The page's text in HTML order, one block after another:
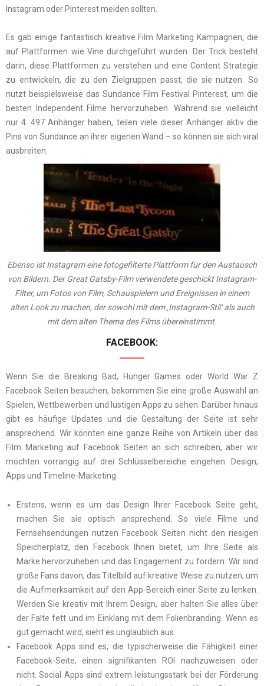
Instagram oder Pinterest meiden sollten.
Es gab einige fantastisch kreative Film Marketing Kampagnen, die
auf Plattformen wie Vine durchgeführt wurden. Der Trick besteht
darin, diese Plattformen zu verstehen und eine Content Strategie
zu entwickeln, die zu den Zielgruppen passt, die sie nutzen. So
nutzt beispielsweise das Sundance Film Festival Pinterest, um die
besten Independent Filme hervorzuheben. Während sie vielleicht
nur 4. 497 Anhänger haben, teilen viele dieser Anhänger aktiv die
Pins von Sundance an ihrer eigenen Wand – so können sie sich viral
ausbreiten.
Ebenso ist Instagram eine fotogefilterte Plattform für den Austausch
von Bildern. Der Great Gatsby-Film verwendete geschickt Instagram-
Filter, um Fotos von Film, Schauspielern und Ereignissen in einem
alten Look zu machen, der sowohl mit dem ‚Instagram-Stil‘ als auch
mit dem alten Thema des Films übereinstimmt.
FACEBOOK:
Wenn Sie die Breaking Bad, Hunger Games oder World War Z
Facebook Seiten besuchen, bekommen Sie eine große Auswahl an
Spielen, Wettbewerben und lustigen Apps zu sehen. Darüber hinaus
gibt es häufige Updates und die Gestaltung der Seite ist sehr
ansprechend. Wir könnten eine ganze Reihe von Artikeln über das
Film Marketing auf Facebook Seiten an sich schreiben, aber wir
möchten vorrangig auf drei Schlüsselbereiche eingehen: Design,
Apps und Timeline-Marketing.
Erstens, wenn es um das Design Ihrer Facebook Seite geht,
machen Sie sie optisch ansprechend. So viele Filme und
Fernsehsendungen nutzen Facebook Seiten nicht den riesigen
Speicherplatz, den Facebook Ihnen bietet, um Ihre Seite als
Marke hervorzuheben und das Engagement zu fördern. Wir sind
große Fans davon, das Titelbild auf kreative Weise zu nutzen, um
die Aufmerksamkeit auf den App-Bereich einer Seite zu lenken.
Werden Sie kreativ mit Ihrem Design, aber halten Sie alles über
der Falte fett und im Einklang mit dem Folienbranding. Wenn es
gut gemacht wird, sieht es unglaublich aus.
Facebook Apps sind es, die typischerweise die Fähigkeit einer
Facebook-Seite, einen signifikanten ROI nachzuweisen oder
nicht. Social Apps sind extrem leistungsstark bei der Förderung